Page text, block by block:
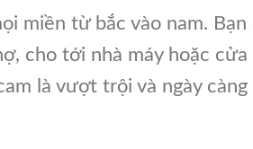
miền từ bắc vào nam. Bạn
cho tới nhà máy hoặc cửa
là vượt trội và ngày càng